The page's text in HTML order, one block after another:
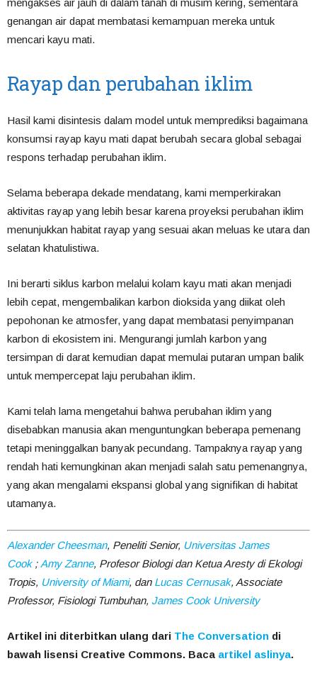
genangan air dapat membatasi kemampuan mereka untuk
mencari kayu mati.
Rayap dan perubahan iklim
Hasil kami disintesis dalam model untuk memprediksi bagaimana
konsumsi rayap kayu mati dapat berubah secara global sebagai
respons terhadap perubahan iklim.
Selama beberapa dekade mendatang, kami memperkirakan
aktivitas rayap yang lebih besar karena proyeksi perubahan iklim
menunjukkan habitat rayap yang sesuai akan meluas ke utara dan
selatan khatulistiwa.
Ini berarti siklus karbon melalui kolam kayu mati akan menjadi
lebih cepat, mengembalikan karbon dioksida yang diikat oleh
pepohonan ke atmosfer, yang dapat membatasi penyimpanan
karbon di ekosistem ini. Mengurangi jumlah karbon yang
tersimpan di darat kemudian dapat memulai putaran umpan balik
untuk mempercepat laju perubahan iklim.
Kami telah lama mengetahui bahwa perubahan iklim yang
disebabkan manusia akan menguntungkan beberapa pemenang
tetapi meninggalkan banyak pecundang. Tampaknya rayap yang
rendah hati kemungkinan akan menjadi salah satu pemenangnya,
yang akan mengalami ekspansi global yang signifikan di habitat
utamanya.
Alexander Cheesman, Peneliti Senior, Universitas James
Cook; Amy Zanne, Profesor Biologi dan Ketua Aresty di Ekologi
Tropis, University of Miami, dan Lucas Cernusak, Associate
Professor, Fisiologi Tumbuhan, James Cook University
Artikel ini diterbitkan ulang dari The Conversation di
bawah lisensi Creative Commons. Baca artikel aslinya.